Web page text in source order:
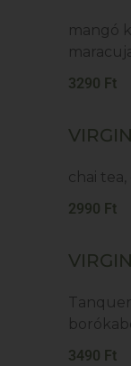
mangó
3290 Ft
chai
2990 Ft
3490 Ft